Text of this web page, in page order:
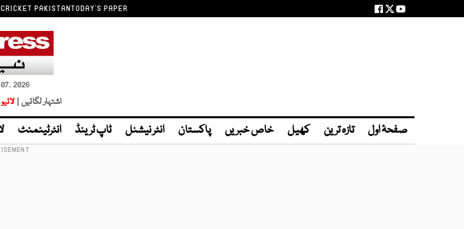
CRICKET PAKISTANTODAY'S PAPER
07, 2026
اشتہار لگائیں |
صفحۂ اول تازہ ترین کھیل خاص خبریں پاکستان انٹر نیشنل ٹاپ ٹرینڈ انٹرٹینمنٹ